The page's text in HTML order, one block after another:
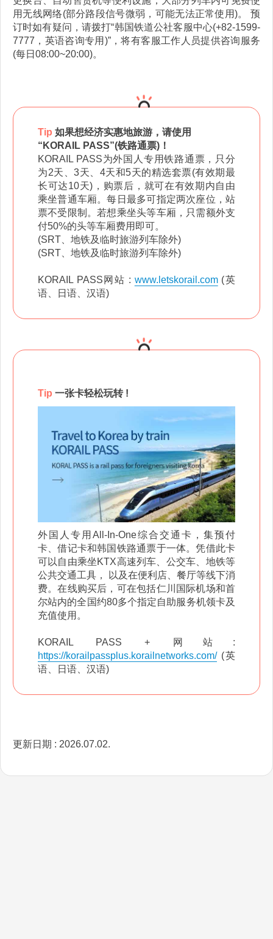
用无线网络(部分路段信号微弱，可能无法正常使用)。 预
订时如有疑问，请拨打“韩国铁道公社客服中心(+82-1599-
7777，英语咨询专用)”，将有客服工作人员提供咨询服务
(每日08:00~20:00)。
Tip 如果想经济实惠地旅游，请使用
“KORAIL PASS”(铁路通票)！
KORAIL PASS为外国人专用铁路通票，只分
为2天、3天、4天和5天的精选套票(有效期最
长可达10天)，购票后，就可在有效期内自由
乘坐普通车厢。每日最多可指定两次座位，站
票不受限制。若想乘坐头等车厢，只需额外支
付50%的头等车厢费用即可。
(SRT、地铁及临时旅游列车除外)
(SRT、地铁及临时旅游列车除外)
KORAIL PASS网站 : www.letskorail.com(英
语、日语、汉语)
Tip 一张卡轻松玩转 !
外国人专用All-In-One综合交通卡，集预付
卡、借记卡和韩国铁路通票于一体。凭借此卡
可以自由乘坐KTX高速列车、公交车、地铁等
公共交通工具， 以及在便利店、餐厅等线下消
费。在线购买后，可在包括仁川国际机场和首
尔站内的全国约80多个指定自助服务机领卡及
充值使用。
KORAIL PASS + 网站:
https://korailpassplus.korailnetworks.com/(英
语、日语、汉语)
更新日期 : 2026.07.02.